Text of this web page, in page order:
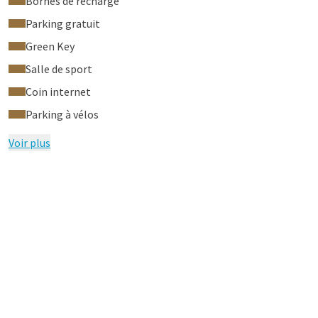
Parking gratuit
Green Key
Salle de sport
Coin internet
Parking à vélos
Voir plus